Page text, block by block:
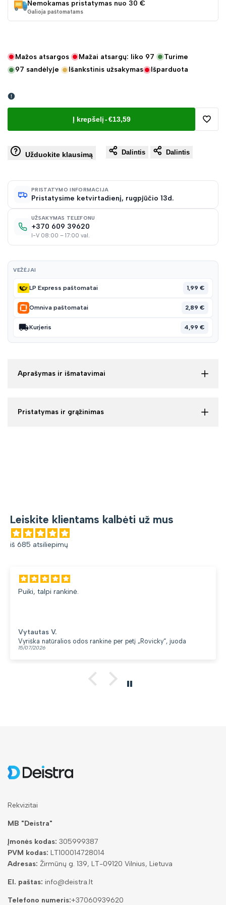
Nemokamas pristatymas nuo 30 €
Galioja paštomatams
Mažos atsargos Mažai atsargų: liko 97
Turime
97 sandėlyje Išankstinis užsakymas Išparduota
Į krepšelį-€13,59
Užduokite klausimą Dalintis Dalintis
PRISTATYMO INFORMACIJA
Pristatysime ketvirtadienį, rugpjūčio 13d.
UŽSAKYMAS TELEFONU
+370 609 39620
I-V 08:00 – 17:00 val.
VEŽĖJAI
LP Express paštomatai 1,99 €
Omniva paštomatai 2,89 €
Kurjeris 4,99 €
Aprašymas ir išmatavimai
Pristatymas ir grąžinimas
Leiskite klientams kalbėti už mus
iš 685 atsiliepimų
Puiki, talpi rankinė.
Vytautas V.
Vyriška natūralios odos rankinė per petį „Rovicky“, juoda
15/07/2026
Rekvizitai
MB "Deistra"
Įmonės kodas: 305999387
PVM kodas: LT100014728014
Adresas: Žirmūnų g. 139, LT-09120 Vilnius, Lietuva
El. paštas: info@deistra.lt
Telefono numeris:+37060939620